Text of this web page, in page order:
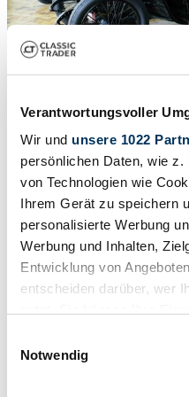
Verantwortungsvoller
Wir und unsere 1022
persönlichen Daten, wie
von Technologien wie
Ihrem Gerät zu speichern
personalisierte Werbung
Werbung und Inhalten,
Entwicklung von
entscheiden darüber, wer
Trigger Symbol ändern
Notwendig
93 343 €il y a 4 mois